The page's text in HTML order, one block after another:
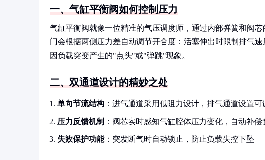
一、气缸平衡阀如何控制压力
气缸平衡阀就像一位精准的气压调度师，通过内部弹簧和阀
门会根据两侧压力差自动调节开合度：活塞伸出时限制排气
因负载突变产生的"点头"或"弹跳"现象。
二、双通道设计的精妙之处
单向节流结构 ：进气通道采用低阻力设计，排气通道设置可
压力反馈机制 ：阀芯实时感知气缸腔体压力变化，自动补偿
失效保护功能：突发断气时自动锁止，防止负载失控下坠